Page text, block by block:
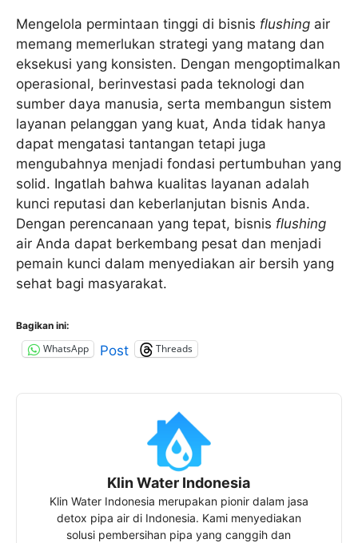
Mengelola permintaan tinggi di bisnis flushing air
memang memerlukan strategi yang matang dan
eksekusi yang konsisten. Dengan mengoptimalkan
operasional, berinvestasi pada teknologi dan
sumber daya manusia, serta membangun sistem
layanan pelanggan yang kuat, Anda tidak hanya
dapat mengatasi tantangan tetapi juga
mengubahnya menjadi fondasi pertumbuhan yang
solid. Ingatlah bahwa kualitas layanan adalah
kunci reputasi dan keberlanjutan bisnis Anda.
Dengan perencanaan yang tepat, bisnis flushing
air Anda dapat berkembang pesat dan menjadi
pemain kunci dalam menyediakan air bersih yang
sehat bagi masyarakat.
Bagikan ini:
WhatsApp Post Threads
Klin Water Indonesia
Klin Water Indonesia merupakan pionir dalam jasa
detox pipa air di Indonesia. Kami menyediakan
solusi pembersihan pipa yang canggih dan